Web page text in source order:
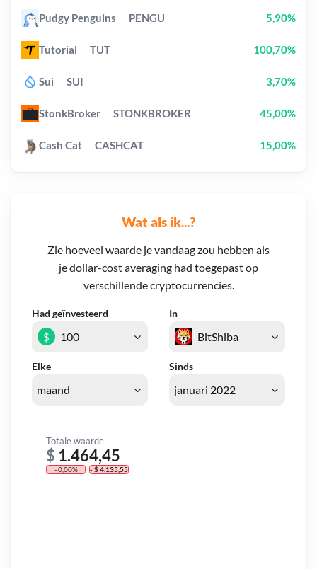
Wat als ik...?
Zie hoeveel waarde je vandaag zou hebben als
je dollar-cost averaging had toegepast op
verschillende cryptocurrencies.
Had geïnvesteerd In
Elke Sinds
$
Totale waarde
$ 1.464,45
- 0,00% - $ 4.135,55
Pudgy Penguins PENGU 5,90%
Tutorial TUT 100,70%
Sui SUI 3,70%
StonkBroker STONKBROKER 45,00%
Cash Cat CASHCAT 15,00%